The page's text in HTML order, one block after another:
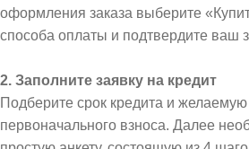
оформления заказа выберите
способа оплаты и подтвердите ваш
2. Заполните заявку на кредит
Подберите срок кредита и
первоначального взноса. Далее